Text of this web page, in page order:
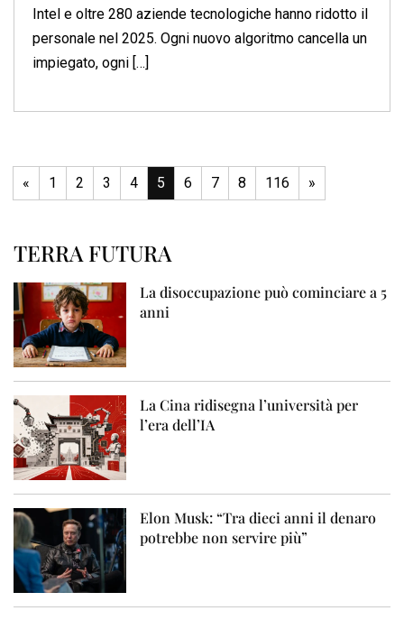
Intel e oltre 280 aziende tecnologiche hanno ridotto il
personale nel 2025. Ogni nuovo algoritmo cancella un
impiegato, ogni […]
« 1 2 3 4 5 6 7 8 116 »
TERRA FUTURA
La disoccupazione può cominciare a 5
anni
La Cina ridisegna l’università per
l’era dell’IA
Elon Musk: “Tra dieci anni il denaro
potrebbe non servire più”